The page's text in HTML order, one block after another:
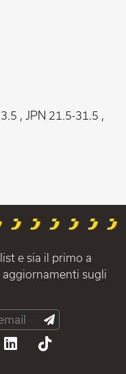
, JPN 21.5-31.5 ,
e sia il primo a
sugli